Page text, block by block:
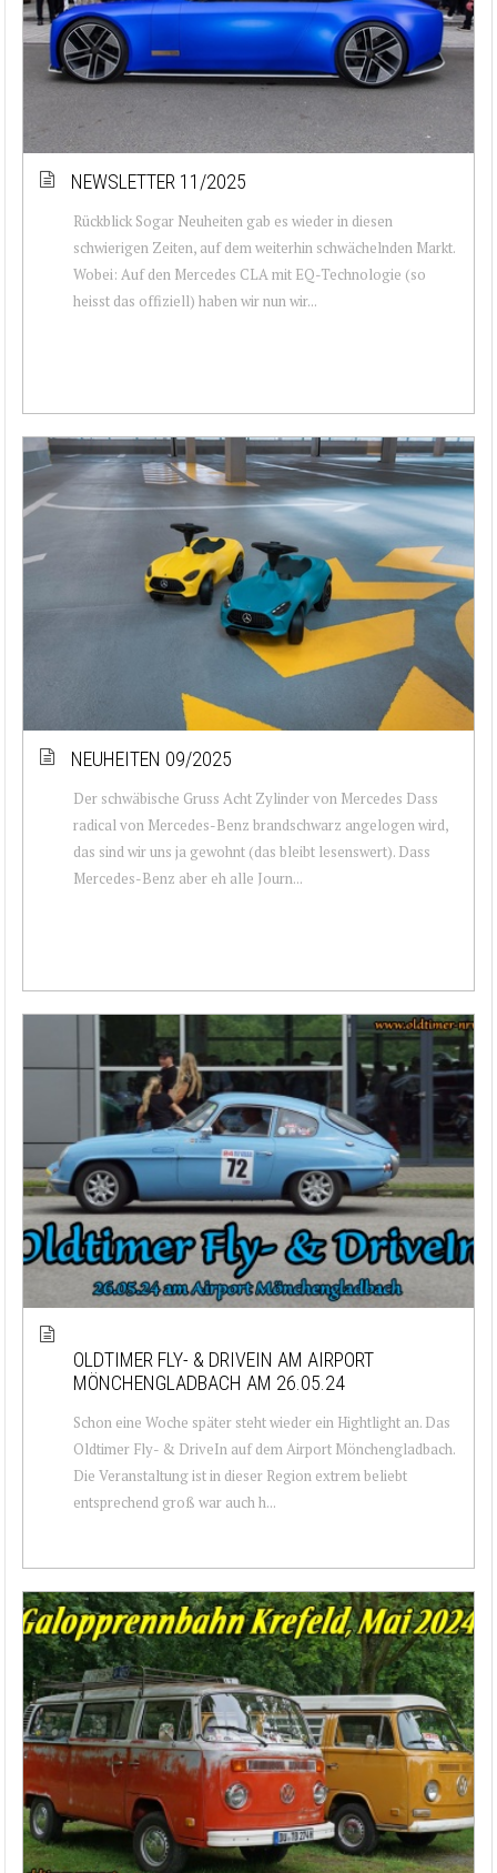
NEWSLETTER 11/2025
Rückblick Sogar Neuheiten gab es wieder in diesen
schwierigen Zeiten, auf dem weiterhin schwächelnden Markt.
Wobei: Auf den Mercedes CLA mit EQ-Technologie (so
heisst das offiziell) haben wir nun wir...
NEUHEITEN 09/2025
Der schwäbische Gruss Acht Zylinder von Mercedes Dass
radical von Mercedes-Benz brandschwarz angelogen wird,
das sind wir uns ja gewohnt (das bleibt lesenswert). Dass
Mercedes-Benz aber eh alle Journ...
OLDTIMER FLY- & DRIVEIN AM AIRPORT
MÖNCHENGLADBACH AM 26.05.24
Schon eine Woche später steht wieder ein Hightlight an. Das
Oldtimer Fly- & DriveIn auf dem Airport Mönchengladbach.
Die Veranstaltung ist in dieser Region extrem beliebt
entsprechend groß war auch h...